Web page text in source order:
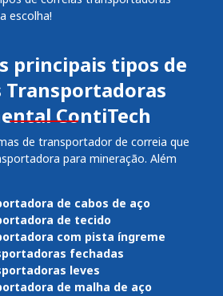
escolha!
principais tipos de
Transportadoras
ContiTech
de transportador de correia que
para mineração. Além
de cabos de aço
de tecido
com pista íngreme
fechadas
leves
de malha de aço